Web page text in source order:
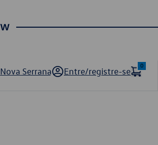
Nova Serrana Entre/registre-se
0